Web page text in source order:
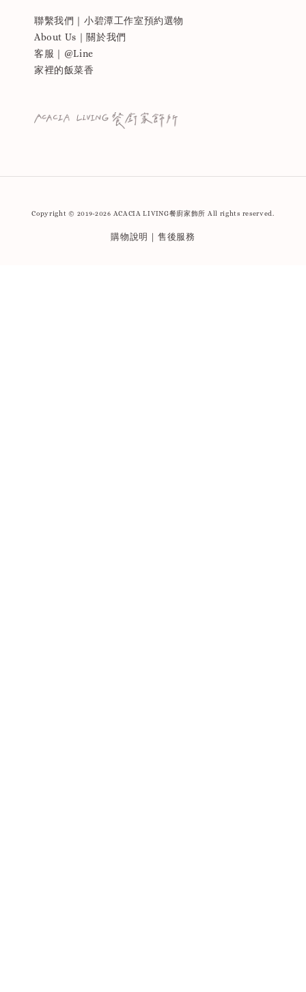
聯繫我們｜小碧潭工作室預約選物
About Us｜關於我們
客服｜@Line
家裡的飯菜香
Copyright © 2019-2026 ACACIA LIVING餐廚家飾所 All rights reserved.
購物說明｜售後服務